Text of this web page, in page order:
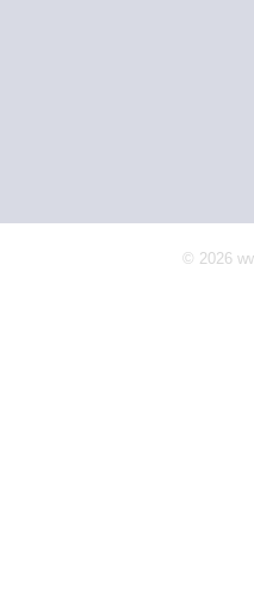
© 2026